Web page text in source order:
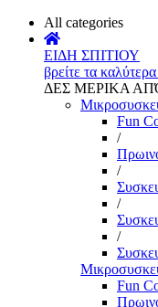
All categories
ΕΙΔΗ ΣΠΙΤΙΟΥ
βρείτε τα
ΔΕΣ ΜΕΡΙΚΑ
Fun
/
/
/
/
Fun